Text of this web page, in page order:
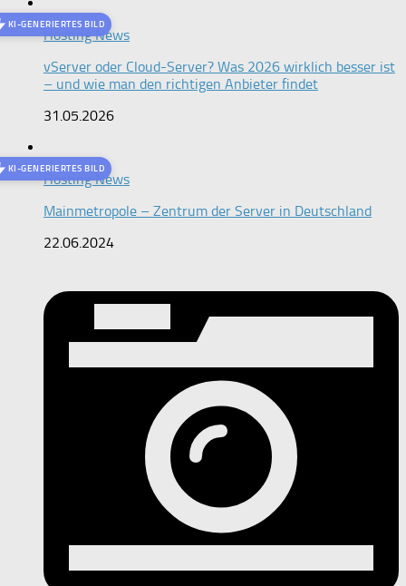
KI-GENERIERTES BILD
Hosting News
vServer oder Cloud-Server? Was 2026 wirklich besser ist
– und wie man den richtigen Anbieter findet
31.05.2026
KI-GENERIERTES BILD
Hosting News
Mainmetropole – Zentrum der Server in Deutschland
22.06.2024